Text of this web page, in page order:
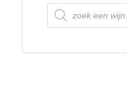
Producten
zoeken